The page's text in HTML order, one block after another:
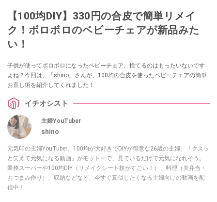
【100均DIY】330円の合皮で簡単リメイ
ク！ボロボロのベビーチェアが新品みた
い！
子供が使ってボロボロになったベビーチェア、捨てるのはもったいないです
よね？今回は、「shino」さんが、100均の合皮を使ったベビーチェアの簡単
お直し術を紹介してくれました！
イチオシスト
主婦YouTuber
shino
元気印の主婦YouTuber。100均が大好きでDIYが得意な26歳の主婦。「クスッ
と笑えて元気になる動画」がモットーで、見ているだけで元気になれそう。
業務スーパーや100均DIY（リメイクシート技がすごい！）、料理（夫弁当・
おつまみ作り）、収納などなど、今すぐ真似したくなる主婦向けの動画を配
信中！